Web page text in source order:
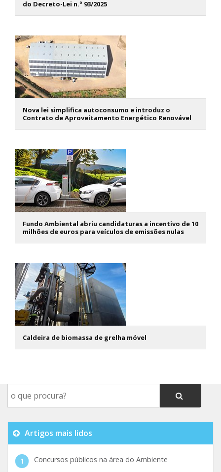
do Decreto-Lei n.º 93/2025
Nova lei simplifica autoconsumo e introduz o
Contrato de Aproveitamento Energético Renovável
Fundo Ambiental abriu candidaturas a incentivo de 10
milhões de euros para veículos de emissões nulas
Caldeira de biomassa de grelha móvel
Artigos mais lidos
Concursos públicos na área do Ambiente